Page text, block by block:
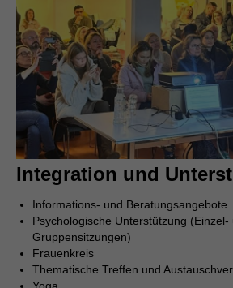
Integration und
Informations- und Beratungsangebote
Psychologische Unterstützung (Einzel-
Gruppensitzungen)
Frauenkreis
Thematische Treffen und